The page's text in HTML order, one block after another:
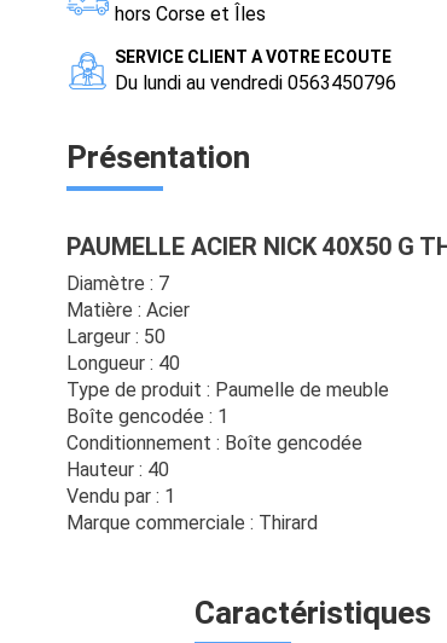
hors Corse et Îles
SERVICE CLIENT A VOTRE ECOUTE
Du lundi au vendredi 0563450796
Présentation
PAUMELLE ACIER NICK 40X50 G
Diamètre : 7
Matière : Acier
Largeur : 50
Longueur : 40
Type de produit : Paumelle de meuble
Boîte gencodée : 1
Conditionnement : Boîte gencodée
Hauteur : 40
Vendu par : 1
Marque commerciale : Thirard
Caractéristiques